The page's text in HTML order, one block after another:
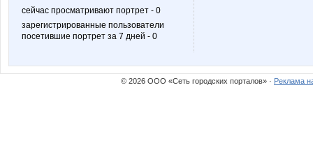
сейчас просматривают портрет - 0
зарегистрированные пользователи
посетившие портрет за 7 дней - 0
© 2026 ООО «Сеть городских порталов» · Реклама